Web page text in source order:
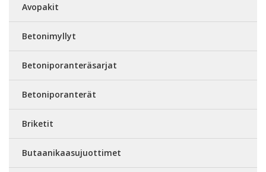
Avopakit
Betonimyllyt
Betoniporanteräsarjat
Betoniporanterät
Briketit
Butaanikaasujuottimet